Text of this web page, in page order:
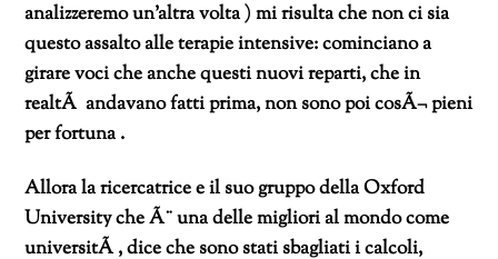
analizzeremo un’altra volta ) mi risulta che non ci sia
questo assalto alle terapie intensive: cominciano a
girare voci che anche questi nuovi reparti, che in
realtÃ andavano fatti prima, non sono poi cosÃ¬ pieni
per fortuna .
Allora la ricercatrice e il suo gruppo della Oxford
University che Ã¨ una delle migliori al mondo come
universitÃ , dice che sono stati sbagliati i calcoli,